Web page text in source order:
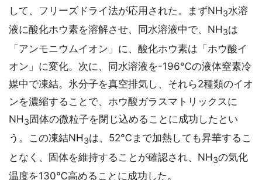
して、フリーズドライ法が応用された。まずNH3水溶
液に酸化ホウ素を溶解させ、同水溶液中で、NH3は
「アンモニウムイオン」に、酸化ホウ素は「ホウ酸イ
オン」に変化。次に、同水溶液を-196℃の液体窒素冷
媒中で凍結。氷分子を真空排気し、それら2種類のイオ
ンを濃縮することで、ホウ酸ガラスマトリックスに
NH3固体の微粒子を閉じ込めることに成功したとい
う。この凍結NH3は、52℃まで加熱しても昇華するこ
となく、固体を維持することが確認され、NH3の気化
温度を130℃高めることに成功した。